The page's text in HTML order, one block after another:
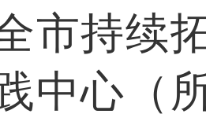
市持续
中心（